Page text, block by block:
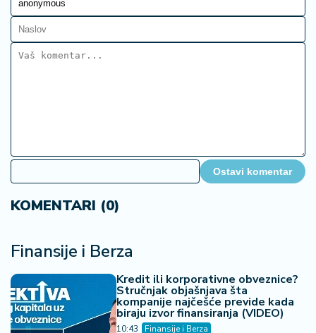
Ostavi komentar
KOMENTARI (0)
Finansije i Berza
Kredit ili korporativne obveznice?
Stručnjak objašnjava šta
kompanije najčešće previde kada
biraju izvor finansiranja (VIDEO)
10:43 Finansije i Berza